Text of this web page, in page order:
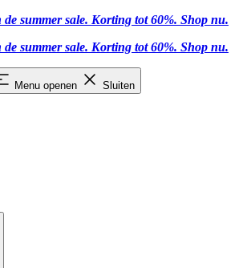
summer sale. Korting tot 60%. Shop nu.
summer sale. Korting tot 60%. Shop nu.
Menu openen Sluiten